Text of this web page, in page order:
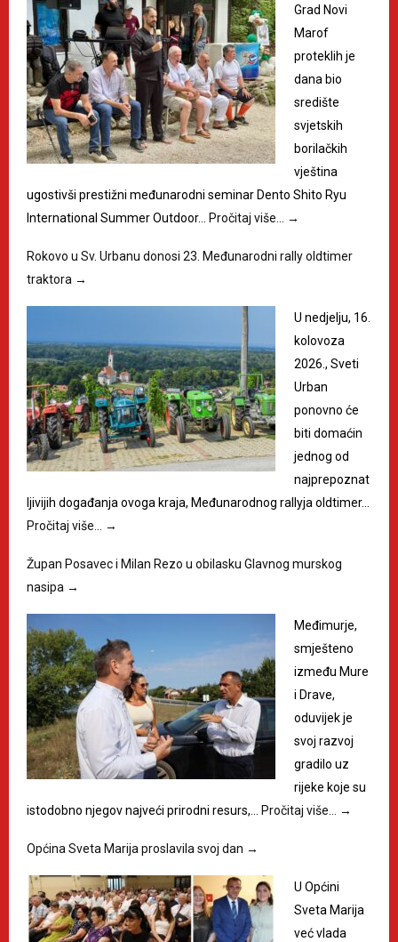
Grad Novi
Marof
proteklih je
dana bio
središte
svjetskih
borilačkih
vještina
ugostivši prestižni međunarodni seminar Dento Shito Ryu
International Summer Outdoor… Pročitaj više… →
Rokovo u Sv. Urbanu donosi 23. Međunarodni rally oldtimer
traktora →
U nedjelju, 16.
kolovoza
2026., Sveti
Urban
ponovno će
biti domaćin
jednog od
najprepoznat
ljivijih događanja ovoga kraja, Međunarodnog rallyja oldtimer…
Pročitaj više… →
Župan Posavec i Milan Rezo u obilasku Glavnog murskog
nasipa →
Međimurje,
smješteno
između Mure
i Drave,
oduvijek je
svoj razvoj
gradilo uz
rijeke koje su
istodobno njegov najveći prirodni resurs,… Pročitaj više… →
Općina Sveta Marija proslavila svoj dan →
U Općini
Sveta Marija
već vlada